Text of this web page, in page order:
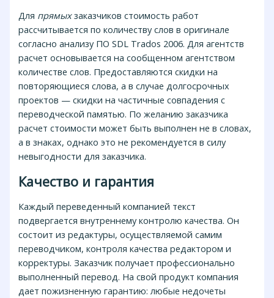
Для прямыхзаказчиков стоимость работ
рассчитывается по количеству слов в оригинале
согласно анализу ПО SDL Trados 2006. Для агентств
расчет основывается на сообщенном агентством
количестве слов. Предоставляются скидки на
повторяющиеся слова, а в случае долгосрочных
проектов — скидки на частичные совпадения с
переводческой памятью. По желанию заказчика
расчет стоимости может быть выполнен не в словах,
а в знаках, однако это не рекомендуется в силу
невыгодности для заказчика.
Качество и гарантия
Каждый переведенный компанией текст
подвергается внутреннему контролю качества. Он
состоит из редактуры, осуществляемой самим
переводчиком, контроля качества редактором и
корректуры. Заказчик получает профессионально
выполненный перевод. На свой продукт компания
дает пожизненную гарантию: любые недочеты